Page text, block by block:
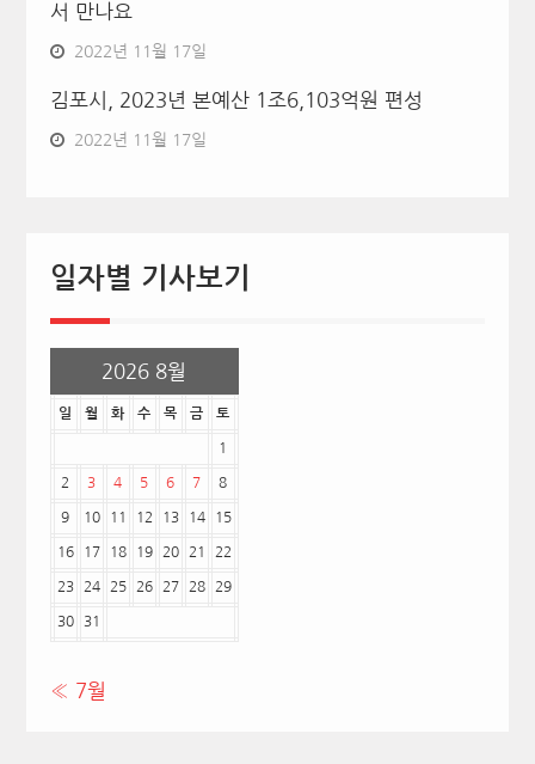
서 만나요
2022년 11월 17일
김포시, 2023년 본예산 1조6,103억원 편성
2022년 11월 17일
일자별 기사보기
2026 8월
일 월 화 수 목 금 토
1
2 3 4 5 6 7 8
9 10 11 12 13 14 15
16 17 18 19 20 21 22
23 24 25 26 27 28 29
30 31
« 7월